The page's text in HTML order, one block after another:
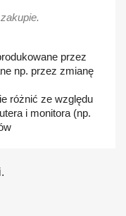
przez
np. przez zmianę
różnić ze względu
i monitora (np.